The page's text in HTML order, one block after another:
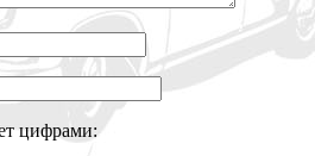
цифрами: